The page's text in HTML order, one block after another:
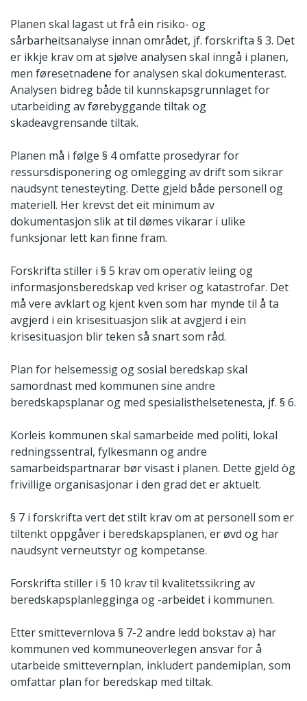
Planen skal lagast ut frå ein risiko- og
sårbarheitsanalyse innan området, jf. forskrifta § 3. Det
er ikkje krav om at sjølve analysen skal inngå i planen,
men føresetnadene for analysen skal dokumenterast.
Analysen bidreg både til kunnskapsgrunnlaget for
utarbeiding av førebyggande tiltak og
skadeavgrensande tiltak.
Planen må i følge § 4 omfatte prosedyrar for
ressursdisponering og omlegging av drift som sikrar
naudsynt tenesteyting. Dette gjeld både personell og
materiell. Her krevst det eit minimum av
dokumentasjon slik at til dømes vikarar i ulike
funksjonar lett kan finne fram.
Forskrifta stiller i § 5 krav om operativ leiing og
informasjonsberedskap ved kriser og katastrofar. Det
må vere avklart og kjent kven som har mynde til å ta
avgjerd i ein krisesituasjon slik at avgjerd i ein
krisesituasjon blir teken så snart som råd.
Plan for helsemessig og sosial beredskap skal
samordnast med kommunen sine andre
beredskapsplanar og med spesialisthelsetenesta, jf. § 6.
Korleis kommunen skal samarbeide med politi, lokal
redningssentral, fylkesmann og andre
samarbeidspartnarar bør visast i planen. Dette gjeld òg
frivillige organisasjonar i den grad det er aktuelt.
§ 7 i forskrifta vert det stilt krav om at personell som er
tiltenkt oppgåver i beredskapsplanen, er øvd og har
naudsynt verneutstyr og kompetanse.
Forskrifta stiller i § 10 krav til kvalitetssikring av
beredskapsplanlegginga og -arbeidet i kommunen.
Etter smittevernlova § 7-2 andre ledd bokstav a) har
kommunen ved kommuneoverlegen ansvar for å
utarbeide smittevernplan, inkludert pandemiplan, som
omfattar plan for beredskap med tiltak.